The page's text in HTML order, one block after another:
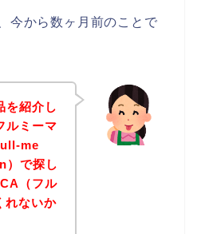
今から数ヶ月前のことで
を紹介し
ルミーマ
me
）で探し
（フル
れないか